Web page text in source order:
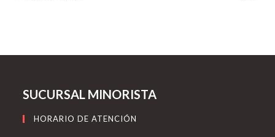
SUCURSAL MINORISTA
HORARIO DE ATENCIÓN